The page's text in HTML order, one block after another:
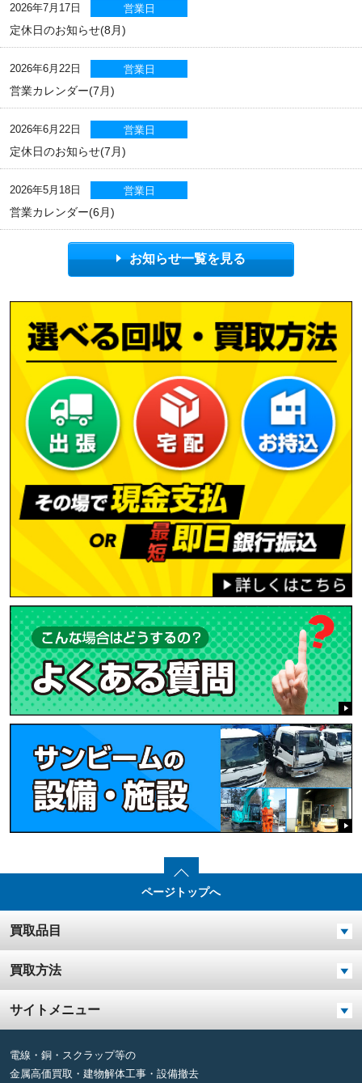
2026年7月17日 営業日
定休日のお知らせ(8月)
2026年6月22日 営業日
営業カレンダー(7月)
2026年6月22日 営業日
定休日のお知らせ(7月)
2026年5月18日 営業日
営業カレンダー(6月)
お知らせ一覧を見る
ページトップへ
買取品目
買取方法
サイトメニュー
電線・銅・スクラップ等の
金属高価買取・建物解体工事・設備撤去